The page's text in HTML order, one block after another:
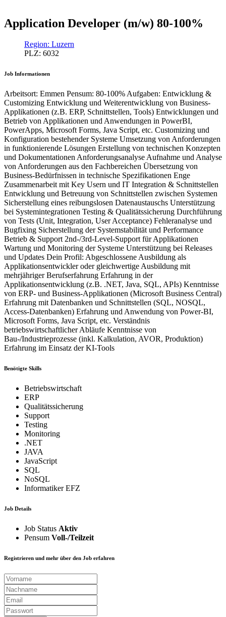
Application Developer (m/w) 80-100%
Region: Luzern
PLZ: 6032
Job Informationen
Arbeitsort: Emmen Pensum: 80-100% Aufgaben: Entwicklung &
Customizing Entwicklung und Weiterentwicklung von Business-
Applikationen (z.B. ERP, Schnittstellen, Tools) Entwicklungen und
Betrieb von Applikationen und Anwendungen in PowerBI,
PowerApps, Microsoft Forms, Java Script, etc. Customizing und
Konfiguration bestehender Systeme Umsetzung von Anforderungen
in funktionierende Lösungen Erstellung von technischen Konzepten
und Dokumentationen Anforderungsanalyse Aufnahme und Analyse
von Anforderungen aus den Fachbereichen Übersetzung von
Business-Bedürfnissen in technische Spezifikationen Enge
Zusammenarbeit mit Key Usern und IT Integration & Schnittstellen
Entwicklung und Betreuung von Schnittstellen zwischen Systemen
Sicherstellung eines reibungslosen Datenaustauschs Unterstützung
bei Systemintegrationen Testing & Qualitätssicherung Durchführung
von Tests (Unit, Integration, User Acceptance) Fehleranalyse und
Bugfixing Sicherstellung der Systemstabilität und Performance
Betrieb & Support 2nd-/3rd-Level-Support für Applikationen
Wartung und Monitoring der Systeme Unterstützung bei Releases
und Updates Dein Profil: Abgeschlossene Ausbildung als
Applikationsentwickler oder gleichwertige Ausbildung mit
mehrjähriger Berufserfahrung Erfahrung in der
Applikationsentwicklung (z.B. .NET, Java, SQL, APIs) Kenntnisse
von ERP- und Business-Applikationen (Microsoft Business Central)
Erfahrung mit Datenbanken und Schnittstellen (SQL, NOSQL,
Access-Datenbanken) Erfahrung und Anwendung von Power-BI,
Microsoft Forms, Java Script, etc. Verständnis
betriebswirtschaftlicher Abläufe Kenntnisse von
Bau-/Industrieprozesse (inkl. Kalkulation, AVOR, Produktion)
Erfahrung im Einsatz der KI-Tools
Benötigte Skills
Betriebswirtschaft
ERP
Qualitätssicherung
Support
Testing
Monitoring
.NET
JAVA
JavaScript
SQL
NoSQL
Informatiker EFZ
Job Details
Job Status Aktiv
Pensum Voll-/Teilzeit
Registrieren und mehr über den Job erfahren